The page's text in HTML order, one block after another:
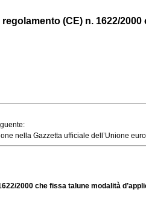
(CE) n. 1622/
nella Gazzetta ufficiale dell’Unione
2000 che fissa talune modalità